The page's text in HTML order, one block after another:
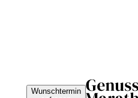
Wunschtermin